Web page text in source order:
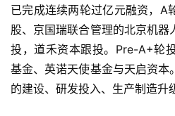
已完成连续两轮过亿元融资，A
股、京国瑞联合管理的北京机
投，道禾资本跟投。Pre-A+轮
基金、英诺天使基金与天启资本
的建设、研发投入、生产制造升